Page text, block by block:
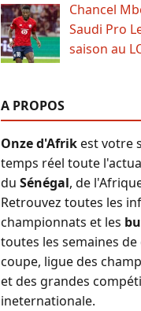
Chancel
Saudi Pro
saison au
A PROPOS
Onze d'Afrikest votre
temps réel toute
du Sénégal, de
Retrouvez toutes les
championnats et les
toutes les semaines
coupe, ligue des
et des grandes
ineternationale.